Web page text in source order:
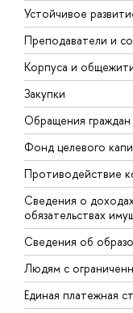
Устойчивое
Преподаватели и
Корпуса и
Закупки
Обращения
Фонд целевого
Противодействие
Сведения о
обязательствах
Сведения об
Людям с
Единая платежная